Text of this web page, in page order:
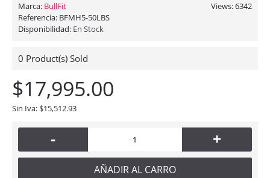
Views: 6342
Marca: BullFit
Referencia: BFMH5-50LBS
Disponibilidad: En Stock
0 Product(s) Sold
$17,995.00
Sin Iva: $15,512.93
- +
AÑADIR AL CARRO